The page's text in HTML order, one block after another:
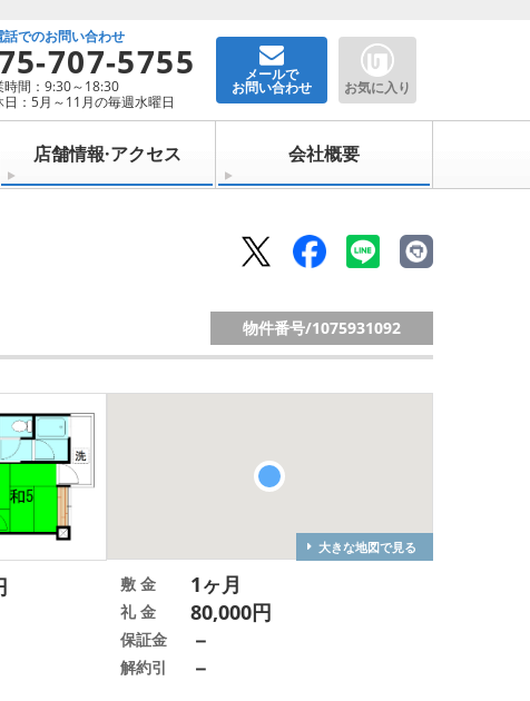
話でのお問い合わせ
707-5755
時間：9:30～18:30
日：5月～11月の毎週水曜日
メールで
お問い合わせ お気に入り
店舗情報·アクセス 会社概要
物件番号/1075931092
大きな地図で見る
敷 金 1ヶ月
礼 金 80,000円
保証金 －
解約引 －